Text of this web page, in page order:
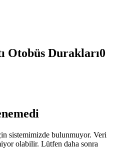
Otobüs Durakları0
sistemimizde bulunmuyor. Veri
olabilir. Lütfen daha sonra